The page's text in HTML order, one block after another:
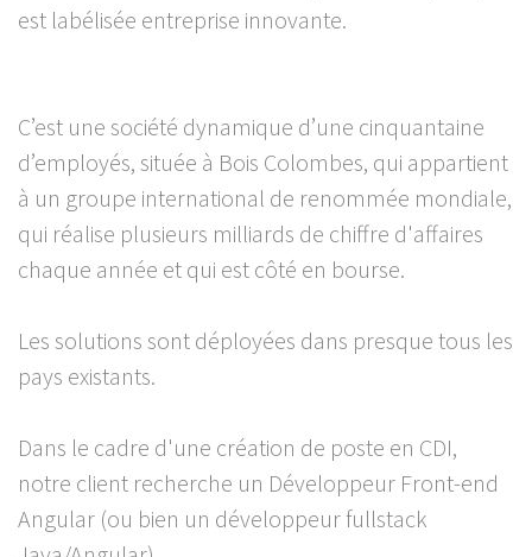
est labélisée entreprise innovante.
C’est une société dynamique d’une cinquantaine
d’employés, située à Bois Colombes, qui appartient
à un groupe international de renommée mondiale,
qui réalise plusieurs milliards de chiffre d'affaires
chaque année et qui est côté en bourse.
Les solutions sont déployées dans presque tous les
pays existants.
Dans le cadre d'une création de poste en CDI,
notre client recherche un Développeur Front-end
Angular (ou bien un développeur fullstack